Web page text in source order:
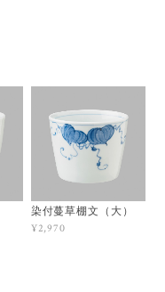
染付蔓草棚文（大）
¥2,970